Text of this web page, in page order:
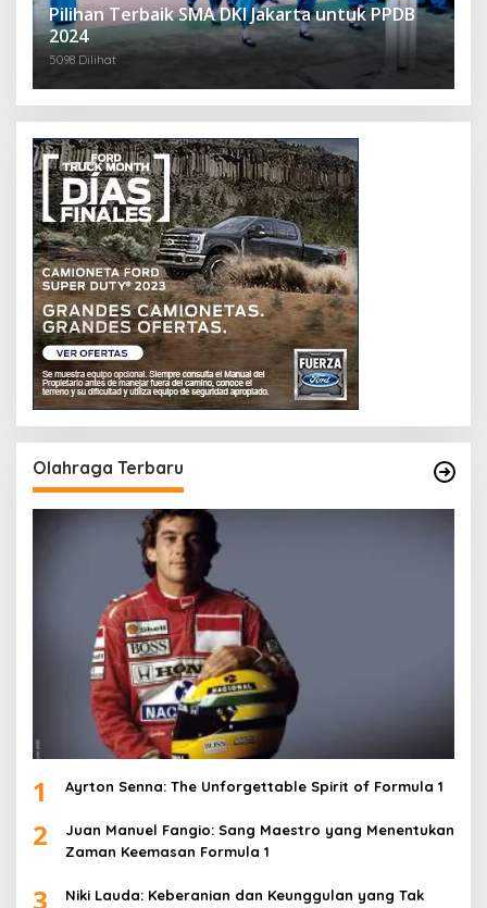
Pilihan Terbaik SMA DKI Jakarta untuk PPDB
2024
5098 Dilihat
Olahraga Terbaru
1 Ayrton Senna: The Unforgettable Spirit of Formula 1
2
Juan Manuel Fangio: Sang Maestro yang Menentukan
Zaman Keemasan Formula 1
3
Niki Lauda: Keberanian dan Keunggulan yang Tak